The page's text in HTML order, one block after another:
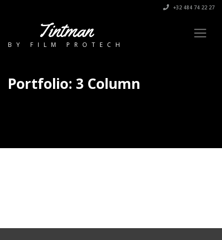
+32 484 74 22 27
Tintman
BY FILM PROTECH
Portfolio: 3 Column